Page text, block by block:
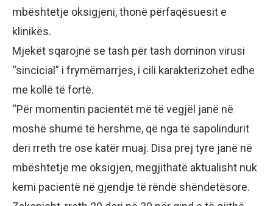
mbështetje oksigjeni, thonë përfaqësuesit e
klinikës.
Mjekët sqarojnë se tash për tash dominon virusi
“sincicial” i frymëmarrjes, i cili karakterizohet edhe
me kollë të fortë.
“Për momentin pacientët më të vegjël janë në
moshë shumë të hershme, që nga të sapolindurit
deri rreth tre ose katër muaj. Disa prej tyre janë në
mbështetje me oksigjen, megjithatë aktualisht nuk
kemi pacientë në gjendje të rëndë shëndetësore.